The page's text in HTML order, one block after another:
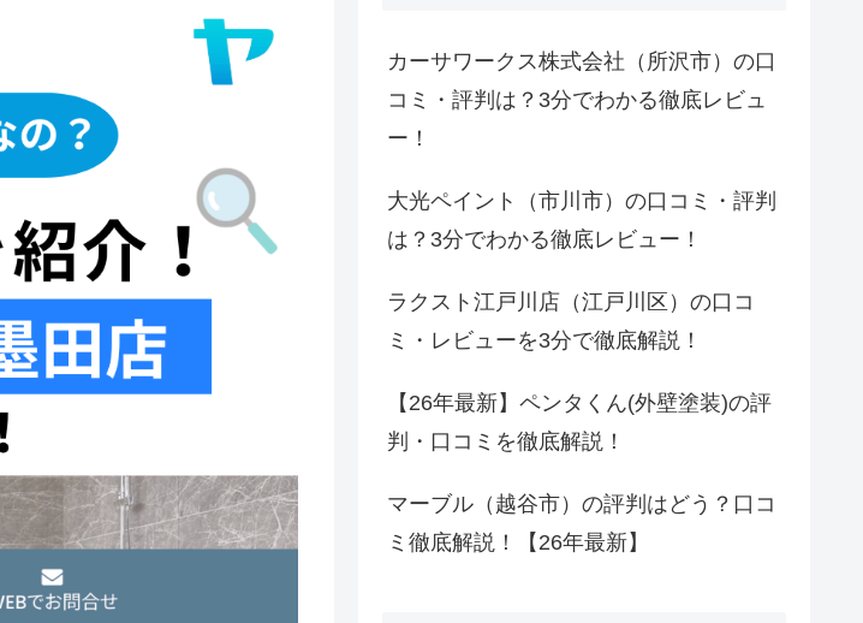
カーサワークス株式会社（所沢市）の口
コミ・評判は？3分でわかる徹底レビュ
ー！
大光ペイント（市川市）の口コミ・評判
は？3分でわかる徹底レビュー！
ラクスト江戸川店（江戸川区）の口コ
ミ・レビューを3分で徹底解説！
【26年最新】ペンタくん(外壁塗装)の評
判・口コミを徹底解説！
マーブル（越谷市）の評判はどう？口コ
ミ徹底解説！【26年最新】